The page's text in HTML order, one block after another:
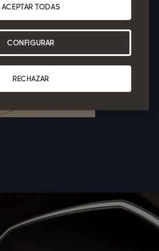
RECHAZAR
ACEPTAR TODAS
CONFIGURAR